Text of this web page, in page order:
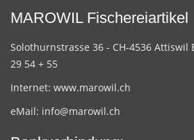
MAROWIL Fischereiartikel
Solothurnstrasse 36 - CH-4536 Attiswil
29 54 + 55
Internet: www.marowil.ch
eMail: info@marowil.ch